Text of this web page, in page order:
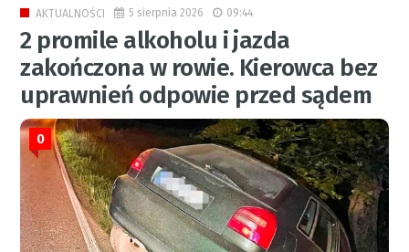
AKTUALNOŚCI 5 sierpnia 2026 09:44
2 promile alkoholu i jazda
zakończona w rowie. Kierowca bez
uprawnień odpowie przed sądem
0